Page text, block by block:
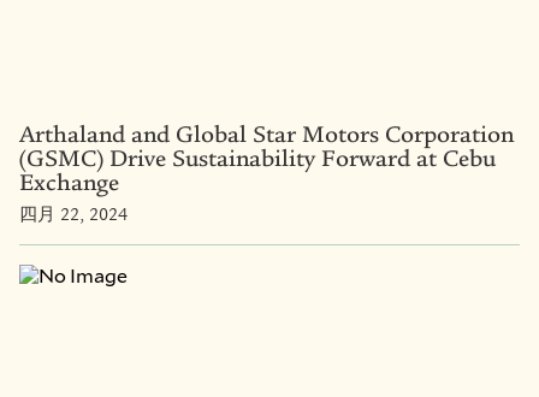
Arthaland and Global Star Motors Corporation
(GSMC) Drive Sustainability Forward at Cebu
Exchange
四月 22, 2024